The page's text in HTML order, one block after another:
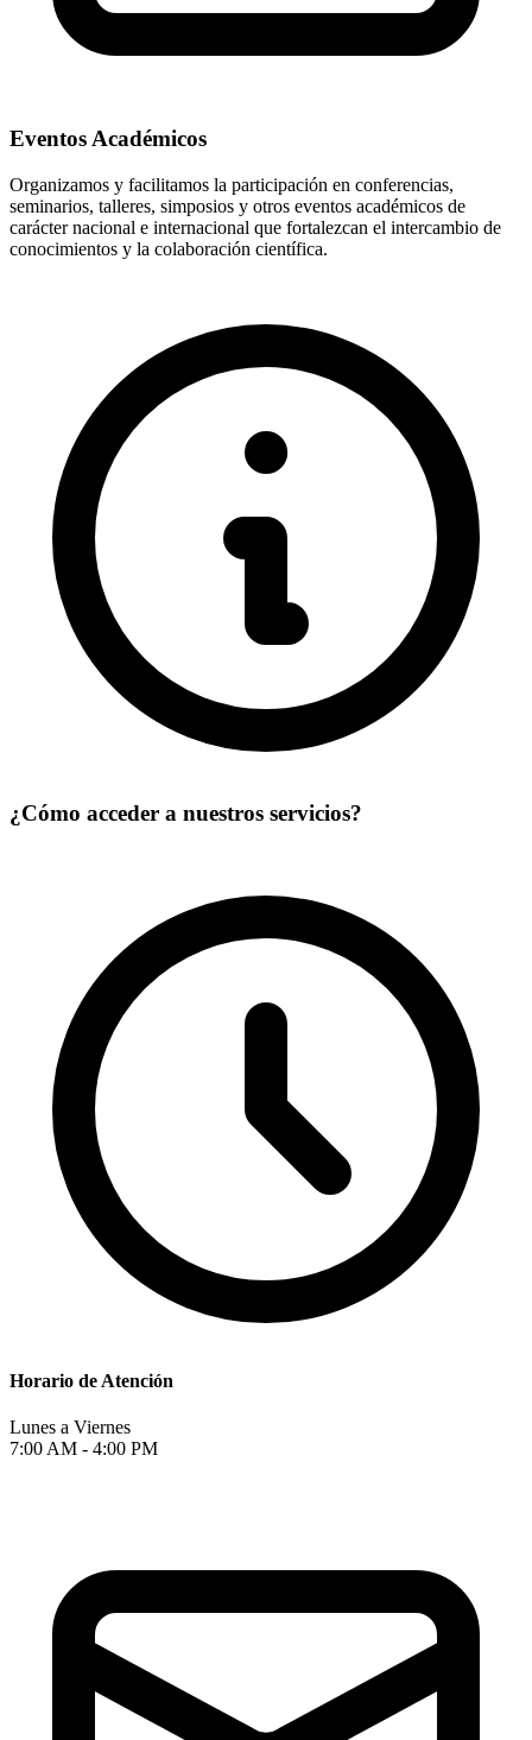
Eventos Académicos
Organizamos y facilitamos la participación en conferencias,
seminarios, talleres, simposios y otros eventos académicos de
carácter nacional e internacional que fortalezcan el intercambio de
conocimientos y la colaboración científica.
¿Cómo acceder a nuestros servicios?
Horario de Atención
Lunes a Viernes
7:00 AM - 4:00 PM